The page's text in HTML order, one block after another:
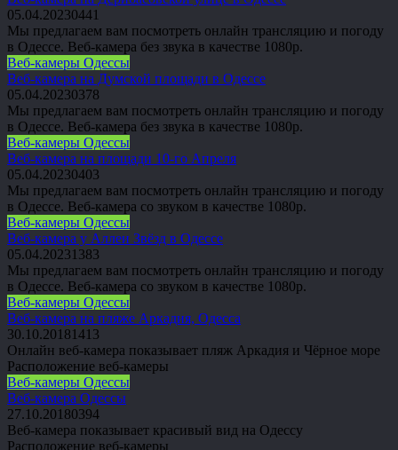
05.04.20230441
Мы предлагаем вам посмотреть онлайн трансляцию и погоду
в Одессе. Веб-камера без звука в качестве 1080p.
Веб-камеры Одессы
Веб-камера на Думской площади в Одессе
05.04.20230378
Мы предлагаем вам посмотреть онлайн трансляцию и погоду
в Одессе. Веб-камера без звука в качестве 1080p.
Веб-камеры Одессы
Веб-камера на площади 10-го Апреля
05.04.20230403
Мы предлагаем вам посмотреть онлайн трансляцию и погоду
в Одессе. Веб-камера со звуком в качестве 1080p.
Веб-камеры Одессы
Веб-камера у Аллеи Звёзд в Одессе
05.04.20231 383
Мы предлагаем вам посмотреть онлайн трансляцию и погоду
в Одессе. Веб-камера со звуком в качестве 1080p.
Веб-камеры Одессы
Веб-камера на пляже Аркадия, Одесса
30.10.20181413
Онлайн веб-камера показывает пляж Аркадия и Чёрное море
Расположение веб-камеры
Веб-камеры Одессы
Веб-камера Одессы
27.10.20180394
Веб-камера показывает красивый вид на Одессу
Расположение веб-камеры